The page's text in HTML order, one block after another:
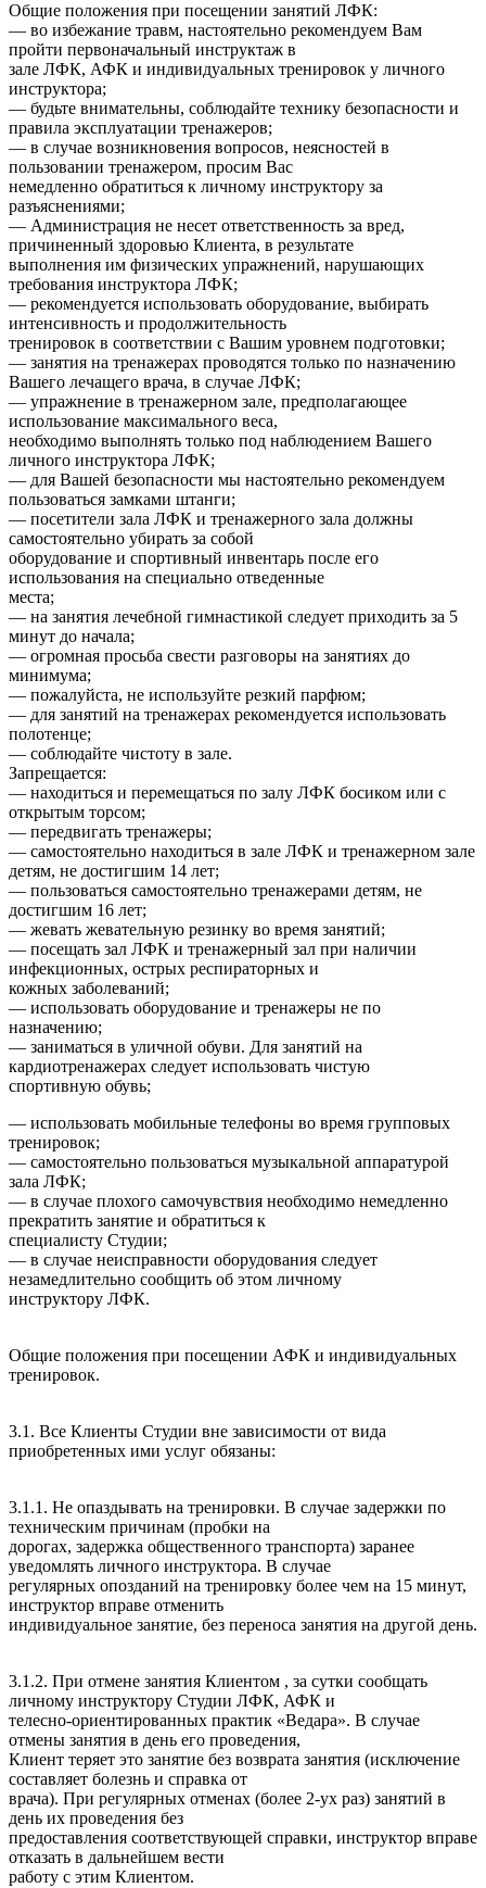
Общие положения при посещении занятий ЛФК:
— во избежание травм, настоятельно рекомендуем Вам
пройти первоначальный инструктаж в
зале ЛФК, АФК и индивидуальных тренировок у личного
инструктора;
— будьте внимательны, соблюдайте технику безопасности и
правила эксплуатации тренажеров;
— в случае возникновения вопросов, неясностей в
пользовании тренажером, просим Вас
немедленно обратиться к личному инструктору за
разъяснениями;
— Администрация не несет ответственность за вред,
причиненный здоровью Клиента, в результате
выполнения им физических упражнений, нарушающих
требования инструктора ЛФК;
— рекомендуется использовать оборудование, выбирать
интенсивность и продолжительность
тренировок в соответствии с Вашим уровнем подготовки;
— занятия на тренажерах проводятся только по назначению
Вашего лечащего врача, в случае ЛФК;
— упражнение в тренажерном зале, предполагающее
использование максимального веса,
необходимо выполнять только под наблюдением Вашего
личного инструктора ЛФК;
— для Вашей безопасности мы настоятельно рекомендуем
пользоваться замками штанги;
— посетители зала ЛФК и тренажерного зала должны
самостоятельно убирать за собой
оборудование и спортивный инвентарь после его
использования на специально отведенные
места;
— на занятия лечебной гимнастикой следует приходить за 5
минут до начала;
— огромная просьба свести разговоры на занятиях до
минимума;
— пожалуйста, не используйте резкий парфюм;
— для занятий на тренажерах рекомендуется использовать
полотенце;
— соблюдайте чистоту в зале.
Запрещается:
— находиться и перемещаться по залу ЛФК босиком или с
открытым торсом;
— передвигать тренажеры;
— самостоятельно находиться в зале ЛФК и тренажерном зале
детям, не достигшим 14 лет;
— пользоваться самостоятельно тренажерами детям, не
достигшим 16 лет;
— жевать жевательную резинку во время занятий;
— посещать зал ЛФК и тренажерный зал при наличии
инфекционных, острых респираторных и
кожных заболеваний;
— использовать оборудование и тренажеры не по
назначению;
— заниматься в уличной обуви. Для занятий на
кардиотренажерах следует использовать чистую
спортивную обувь;
— использовать мобильные телефоны во время групповых
тренировок;
— самостоятельно пользоваться музыкальной аппаратурой
зала ЛФК;
— в случае плохого самочувствия необходимо немедленно
прекратить занятие и обратиться к
специалисту Студии;
— в случае неисправности оборудования следует
незамедлительно сообщить об этом личному
инструктору ЛФК.
Общие положения при посещении АФК и индивидуальных
тренировок.
3.1. Все Клиенты Студии вне зависимости от вида
приобретенных ими услуг обязаны:
3.1.1. Не опаздывать на тренировки. В случае задержки по
техническим причинам (пробки на
дорогах, задержка общественного транспорта) заранее
уведомлять личного инструктора. В случае
регулярных опозданий на тренировку более чем на 15 минут,
инструктор вправе отменить
индивидуальное занятие, без переноса занятия на другой день.
3.1.2. При отмене занятия Клиентом , за сутки сообщать
личному инструктору Студии ЛФК, АФК и
телесно-ориентированных практик «Ведара». В случае
отмены занятия в день его проведения,
Клиент теряет это занятие без возврата занятия (исключение
составляет болезнь и справка от
врача). При регулярных отменах (более 2-ух раз) занятий в
день их проведения без
предоставления соответствующей справки, инструктор вправе
отказать в дальнейшем вести
работу с этим Клиентом.